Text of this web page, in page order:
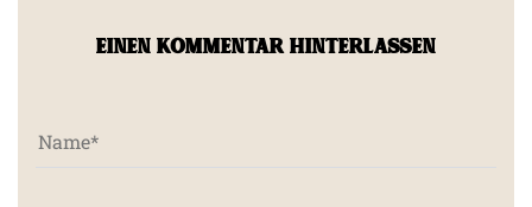
EINEN KOMMENTAR HINTERLASSEN